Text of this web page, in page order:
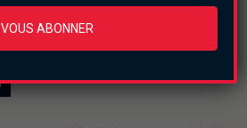
VOUS ABONNER